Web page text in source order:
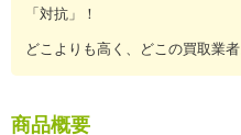
「対抗」！
どこよりも高く、どこの買取業
商品概要